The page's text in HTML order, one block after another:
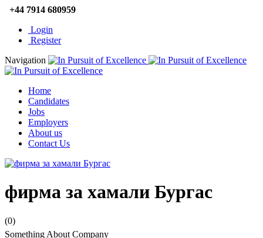
+44 7914 680959
Login
Register
Navigation
Home
Candidates
Jobs
Employers
About us
Contact Us
фирма за хамали Бургас
(0)
Something About Company